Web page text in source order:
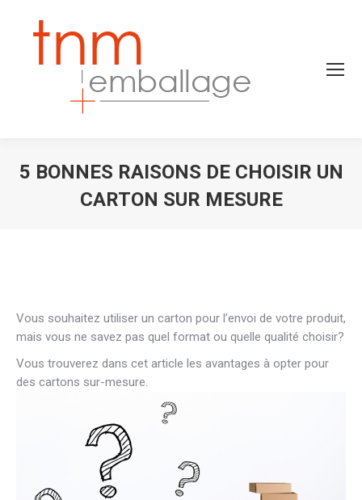
5 BONNES RAISONS DE CHOISIR UN
CARTON SUR MESURE
Vous souhaitez utiliser un carton pour l’envoi de votre produit,
mais vous ne savez pas quel format ou quelle qualité choisir?
Vous trouverez dans cet article les avantages à opter pour
des cartons sur-mesure.